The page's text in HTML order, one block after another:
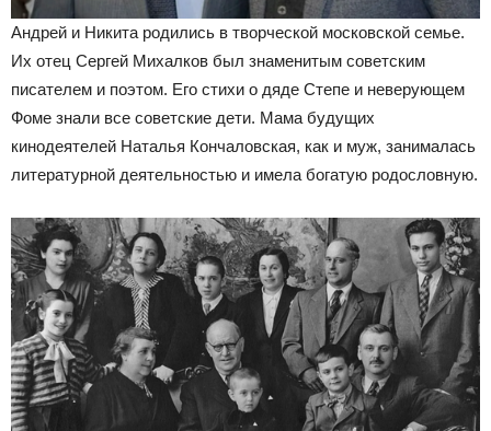
Андрей и Никита родились в творческой московской семье.
Их отец Сергей Михалков был знаменитым советским
писателем и поэтом. Его стихи о дяде Степе и неверующем
Фоме знали все советские дети. Мама будущих
кинодеятелей Наталья Кончаловская, как и муж, занималась
литературной деятельностью и имела богатую родословную.